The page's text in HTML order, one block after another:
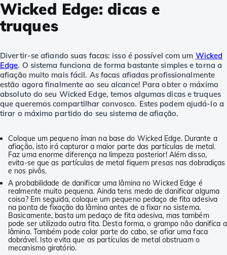
Wicked Edge: dicas e
truques
Divertir-se afiando suas facas: isso é possível com um Wicked
Edge. O sistema funciona de forma bastante simples e torna a
afiação muito mais fácil. As facas afiadas profissionalmente
estão agora finalmente ao seu alcance! Para obter o máximo
absoluto do seu Wicked Edge, temos algumas dicas e truques
que queremos compartilhar convosco. Estes podem ajudá-lo a
tirar o máximo partido do seu sistema de afiação.
Coloque um pequeno íman na base do Wicked Edge. Durante a
afiação, isto irá capturar a maior parte das partículas de metal.
Faz uma enorme diferença na limpeza posterior! Além disso,
evita-se que as partículas de metal fiquem presas nas dobradiças
e nos pivôs.
A probabilidade de danificar uma lâmina no Wicked Edge é
realmente muito pequena. Ainda tens medo de danificar alguma
coisa? Em seguida, coloque um pequeno pedaço de fita adesiva
na ponta de fixação da lâmina antes de a fixar no sistema.
Basicamente, basta um pedaço de fita adesiva, mas também
pode ser utilizada outra fita. Desta forma, o grampo não danifica a
lâmina. Também pode colar parte do cabo, se afiar uma faca
dobrável. Isto evita que as partículas de metal obstruam o
mecanismo giratório.